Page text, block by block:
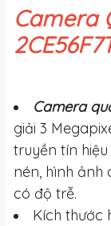
Camera
Camera
giải 3
truyền tín
nén, hình ảnh
có độ trễ.
Kích thước